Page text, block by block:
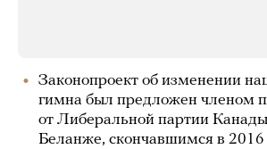
Законопроект об изменении
гимна был предложен членом
от Либеральной партии
Беланже, скончавшимся в 2016